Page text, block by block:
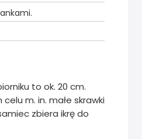
to ok. 20 cm.
m. in. małe skrawki
zbiera ikrę do